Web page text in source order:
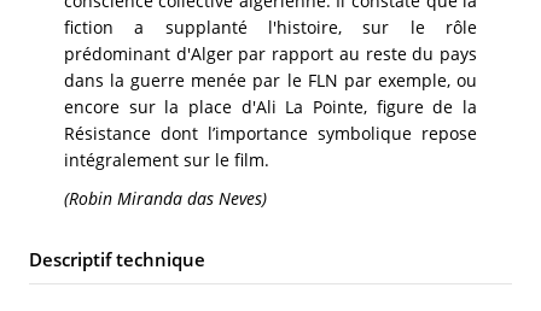
fiction a supplanté l'histoire, sur le rôle
prédominant d'Alger par rapport au reste du pays
dans la guerre menée par le FLN par exemple, ou
encore sur la place d'Ali La Pointe, figure de la
Résistance dont l’importance symbolique repose
intégralement sur le film.
(Robin Miranda das Neves)
Descriptif technique